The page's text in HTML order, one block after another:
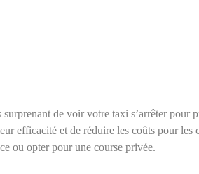
de voir votre taxi s’arrêter pour
efficacité et de réduire les coûts pour
ou opter pour une course privée.